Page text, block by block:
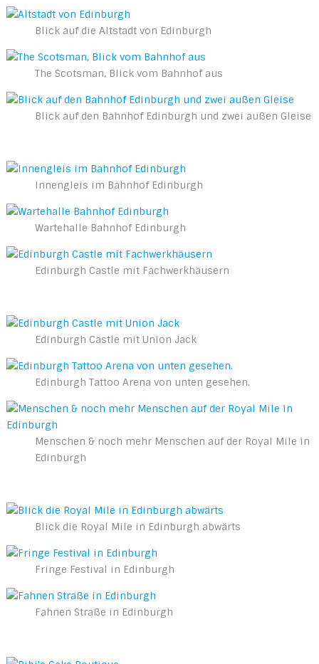
Blick auf die Altstadt von Edinburgh
The Scotsman, Blick vom Bahnhof aus
Blick auf den Bahnhof Edinburgh und zwei außen Gleise
Innengleis im Bahnhof Edinburgh
Wartehalle Bahnhof Edinburgh
Edinburgh Castle mit Fachwerkhäusern
Edinburgh Castle mit Union Jack
Edinburgh Tattoo Arena von unten gesehen.
Menschen & noch mehr Menschen auf der Royal Mile in
Edinburgh
Blick die Royal Mile in Edinburgh abwärts
Fringe Festival in Edinburgh
Fahnen Straße in Edinburgh